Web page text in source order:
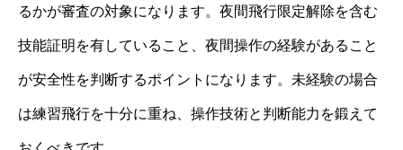
るかが審査の対象になります。夜間飛行限定解除を含む
技能証明を有していること、夜間操作の経験があること
が安全性を判断するポイントになります。未経験の場合
は練習飛行を十分に重ね、操作技術と判断能力を鍛えて